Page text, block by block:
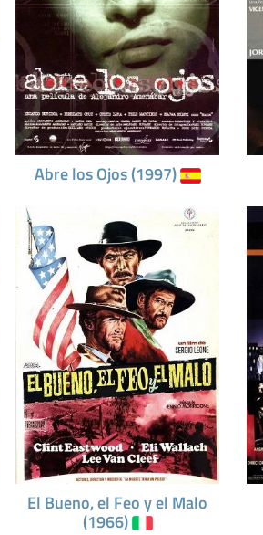
Abre los Ojos (1997)
El Bueno, el Feo y el Malo
(1966)